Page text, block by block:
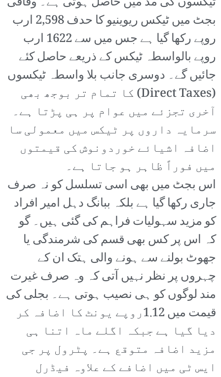
بجٹ میں ٹیکس ریوینیو کا حدف 2,598 ارب
روپے رکھا گیا ہے جس میں سے 1622 ارب
روپے بالواسطہ ٹیکس کے ذریعے حاصل کئے
جائیں گے۔ دوسری جانب بلا واسطہ ٹیکسوں
(Direct Taxes) کا تمام تر بوجھ بھی
آخری تجزئے میں عوام پر ہی پڑتا ہے۔
سرمایہ داروں پر ٹیکس میں معمولی سا
اضافہ اشیائے خوردونوش کی قیمتوں
میں فوراً ظاہر ہو جاتا ہے۔
اس بجٹ میں بھی اسی تسلسل کو نہ صرف
جاری رکھا گیا ہے بلکہ ببانگ دہل امیر افراد
کو مزید سہولیات فراہم کی گئی ہیں۔ گو
کہ اس پر کس بھی قسم کی شرمندگی یا
جھوٹ بولنے سے ہونے والی ہتک ان کے
چہروں پر نظر نہیں آتی کہ وہ صرف غیرت
مند لوگوں کو ہی نصیب ہوتی ہے۔ بجلی کی
قیمت میں 1.12روپے یونٹ کا اضافہ کر
دیا گیا ہے جبکہ اگلے ماہ اتنا ہی
مزید اضافہ متوقع ہے۔ پٹرول پر جی
ایس ٹی میں اضافے کے علاوہ فیڈرل